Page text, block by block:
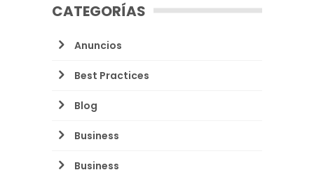
CATEGORÍAS
Anuncios
Best Practices
Blog
Business
Business